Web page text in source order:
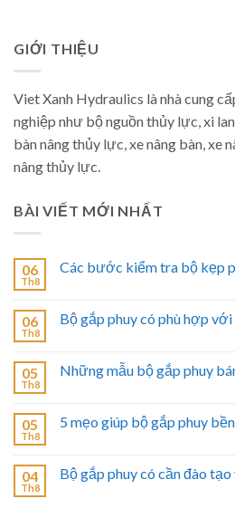
GIỚI THIỆU
Viet Xanh Hydraulics là nhà cung
nghiệp như bộ nguồn thủy lực, xi
bàn nâng thủy lực, xe nâng bàn, xe
nâng thủy lực.
BÀI VIẾT MỚI NHẤT
06
Th8
Các bước kiểm tra bộ kẹp
06
Th8
Bộ gắp phuy có phù hợp
05
Th8
Những mẫu bộ gắp phuy
05
Th8
5 mẹo giúp bộ gắp phuy
04
Th8
Bộ gắp phuy có cần đào tạo